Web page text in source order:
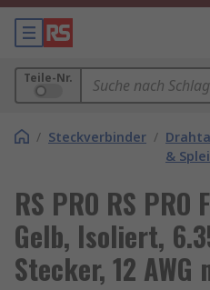
Teile-Nr.
/ Steckverbinder /
&
RS PRO RS
Gelb, Isoliert,
Stecker, 12 AWG